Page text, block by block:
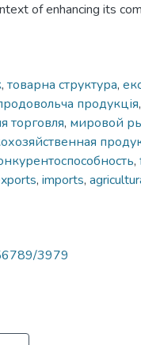
of enhancing its
, товарна структура,
продукція,
торговля, мировой
,
, imports,
3979